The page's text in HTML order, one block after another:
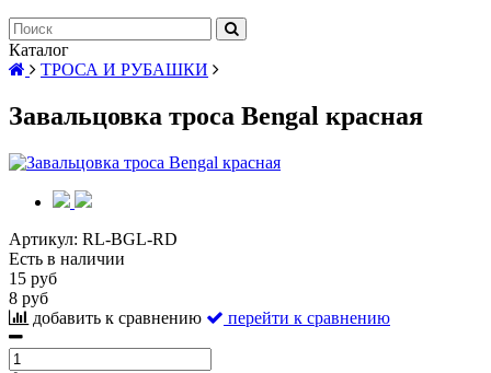
Каталог
ТРОСА И РУБАШКИ
Завальцовка троса Bengal красная
Артикул: RL-BGL-RD
Есть в наличии
15 руб
8 руб
добавить к сравнению
перейти к сравнению